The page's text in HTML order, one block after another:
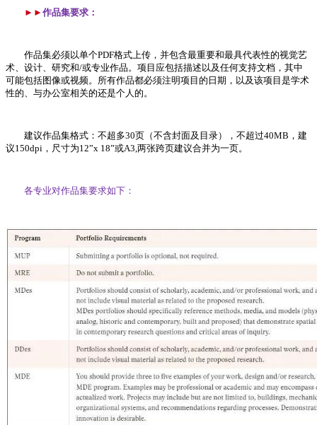
►► 作品集要求：
作品集必须以单个PDF格式上传，并包含最重要和最具代表性的视觉艺
术、设计、研究和/或专业作品。项目应包括描述以及任何支持文档，其中
可能包括图像或视频。所有作品都必须注明项目的日期，以及该项目是学术
性的、与办公室相关的还是个人的。
建议作品集格式：不超多30页（不含封面及目录），不超过40MB，建
议150dpi，尺寸为12”x 18”或A3,两张跨页建议合并为一页。
各专业对作品集要求如下：